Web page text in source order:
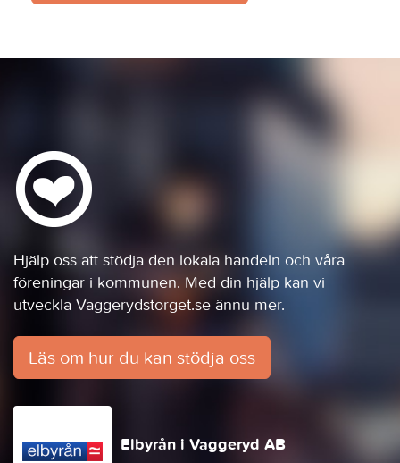
Hjälp oss att stödja den lokala handeln och våra
föreningar i kommunen. Med din hjälp kan vi
utveckla Vaggerydstorget.se ännu mer.
Läs om hur du kan stödja oss
Elbyrån i Vaggeryd AB